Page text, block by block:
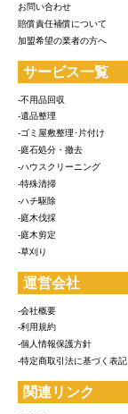
お問い合わせ
賠償責任補償について
加盟希望の業者の方へ
サービス一覧
-不用品回収
-遺品整理
-ゴミ屋敷整理･片付け
-庭石処分・撤去
-ハウスクリーニング
-特殊清掃
-ハチ駆除
-庭木伐採
-庭木剪定
-草刈り
運営会社
-会社概要
-利用規約
-個人情報保護方針
-特定商取引法に基づく表記
関連リンク